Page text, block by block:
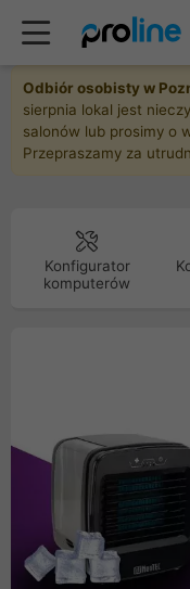
Odbiór osobisty w
sierpnia lokal jest
salonów lub prosimy o
Przepraszamy za
Konfigurator
komputerów